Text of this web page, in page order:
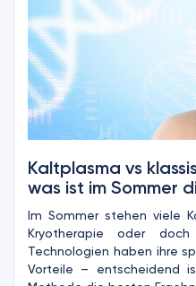
Kaltplasma vs
was ist im Sommer
Im Sommer stehen viele
Kryotherapie oder
Technologien haben ihre
Vorteile – entscheidend